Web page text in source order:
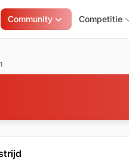
Community Competitie